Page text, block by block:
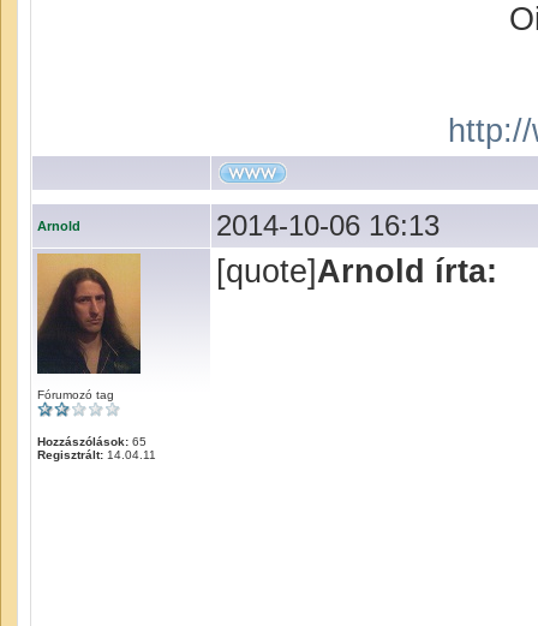
Arnold 2014-10-06 16:13
Fórumozó tag
Hozzászólások: 65
Regisztrált: 14.04.11
[quote]Arnold írta: